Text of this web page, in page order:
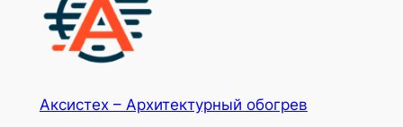
Акcистех – Архитектурный обогрев